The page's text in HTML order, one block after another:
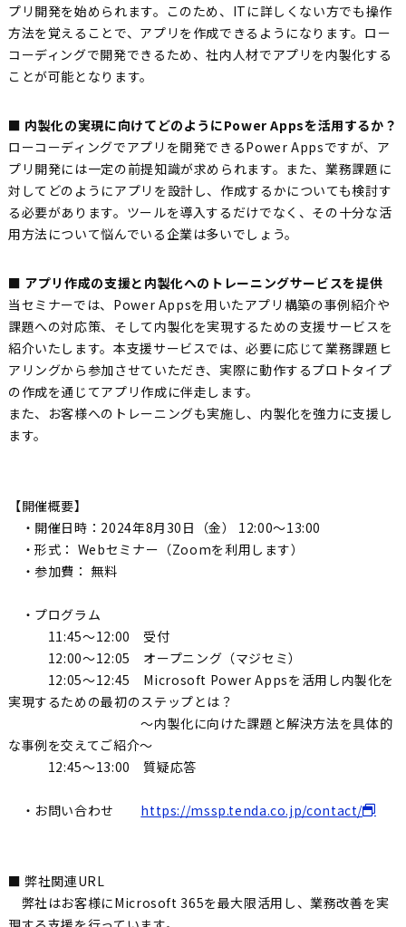
プリ開発を始められます。このため、ITに詳しくない方でも操作
方法を覚えることで、アプリを作成できるようになります。ロー
コーディングで開発できるため、社内人材でアプリを内製化する
ことが可能となります。
■ 内製化の実現に向けてどのようにPower Appsを活用するか？
ローコーディングでアプリを開発できるPower Appsですが、ア
プリ開発には一定の前提知識が求められます。また、業務課題に
対してどのようにアプリを設計し、作成するかについても検討す
る必要があります。ツールを導入するだけでなく、その十分な活
用方法について悩んでいる企業は多いでしょう。
■ アプリ作成の支援と内製化へのトレーニングサービスを提供
当セミナーでは、Power Appsを用いたアプリ構築の事例紹介や
課題への対応策、そして内製化を実現するための支援サービスを
紹介いたします。本支援サービスでは、必要に応じて業務課題ヒ
アリングから参加させていただき、実際に動作するプロトタイプ
の作成を通じてアプリ作成に伴走します。
また、お客様へのトレーニングも実施し、内製化を強力に支援し
ます。
【開催概要】
・開催日時：2024年8月30日（金） 12:00〜13:00
・形式： Webセミナー（Zoomを利用します）
・参加費： 無料
・プログラム
11:45〜12:00 受付
12:00〜12:05 オープニング（マジセミ）
12:05〜12:45 Microsoft Power Appsを活用し内製化を
実現するための最初のステップとは？
〜内製化に向けた課題と解決方法を具体的
な事例を交えてご紹介〜
12:45〜13:00 質疑応答
・お問い合わせ https://mssp.tenda.co.jp/contact/
■ 弊社関連URL
弊社はお客様にMicrosoft 365を最大限活用し、業務改善を実